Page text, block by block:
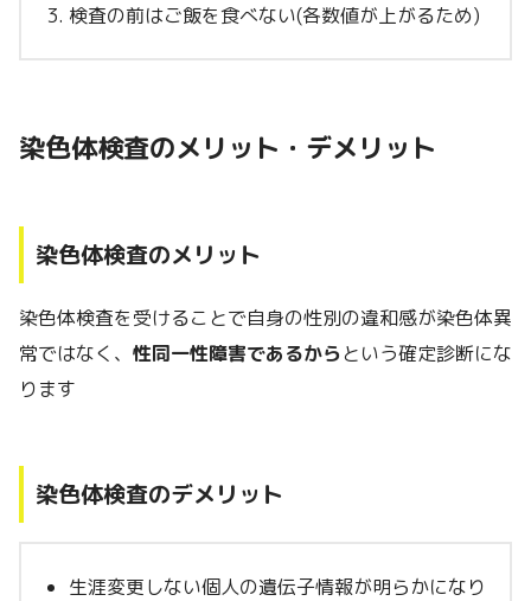
検査の前はご飯を食べない(各数値が上がるため)
染色体検査のメリット・デメリット
染色体検査のメリット
染色体検査を受けることで自身の性別の違和感が染色体異
常ではなく、 性同一性障害であるからという確定診断にな
ります
染色体検査のデメリット
生涯変更しない個人の遺伝子情報が明らかになり